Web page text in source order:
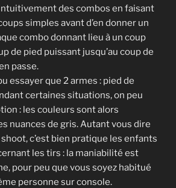
des combos en faisant
simples avant d’en donner un
combo donnant lieu à un coup
de pied puissant jusqu’au coup de
passe.
essayer que 2 armes : pied de
certaines situations, on peu
: les couleurs sont alors
nuances de gris. Autant vous dire
c’est bien pratique les enfants
les tirs : la maniabilité est
pour peu que vous soyez habitué
personne sur console.